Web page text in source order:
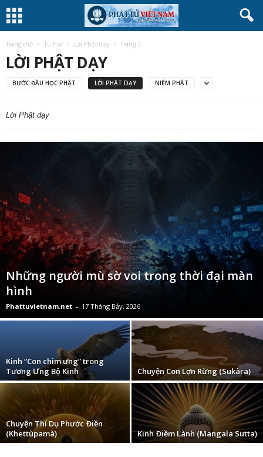
Trang chủ Tu học Lời Phật dạy Trang 2
LỜI PHẬT DẠY
BƯỚC ĐẦU HỌC PHẬT LỜI PHẬT DẠY NIỆM PHẬT
Lời Phật dạy
Những người mù sờ voi trong thời đại màn
hình
Phattuvietnam.net - 17 Tháng Bảy, 2026
Kinh “Con chim ưng” trong
Tương Ưng Bộ Kinh
Chuyện Con Lợn Rừng (Sukàra)
Chuyện Thí Dụ Phước Ðiền
(Khettùpamà)
Kinh Ðiềm Lành (Mangala Sutta)